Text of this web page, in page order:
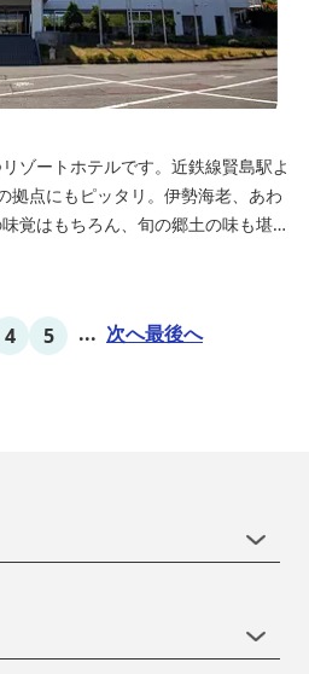
ゾートホテルです。近鉄線賢島駅よ
拠点にもピッタリ。伊勢海老、あわ
覚はもちろん、旬の郷土の味も堪能
4 5 ... 次へ最後へ